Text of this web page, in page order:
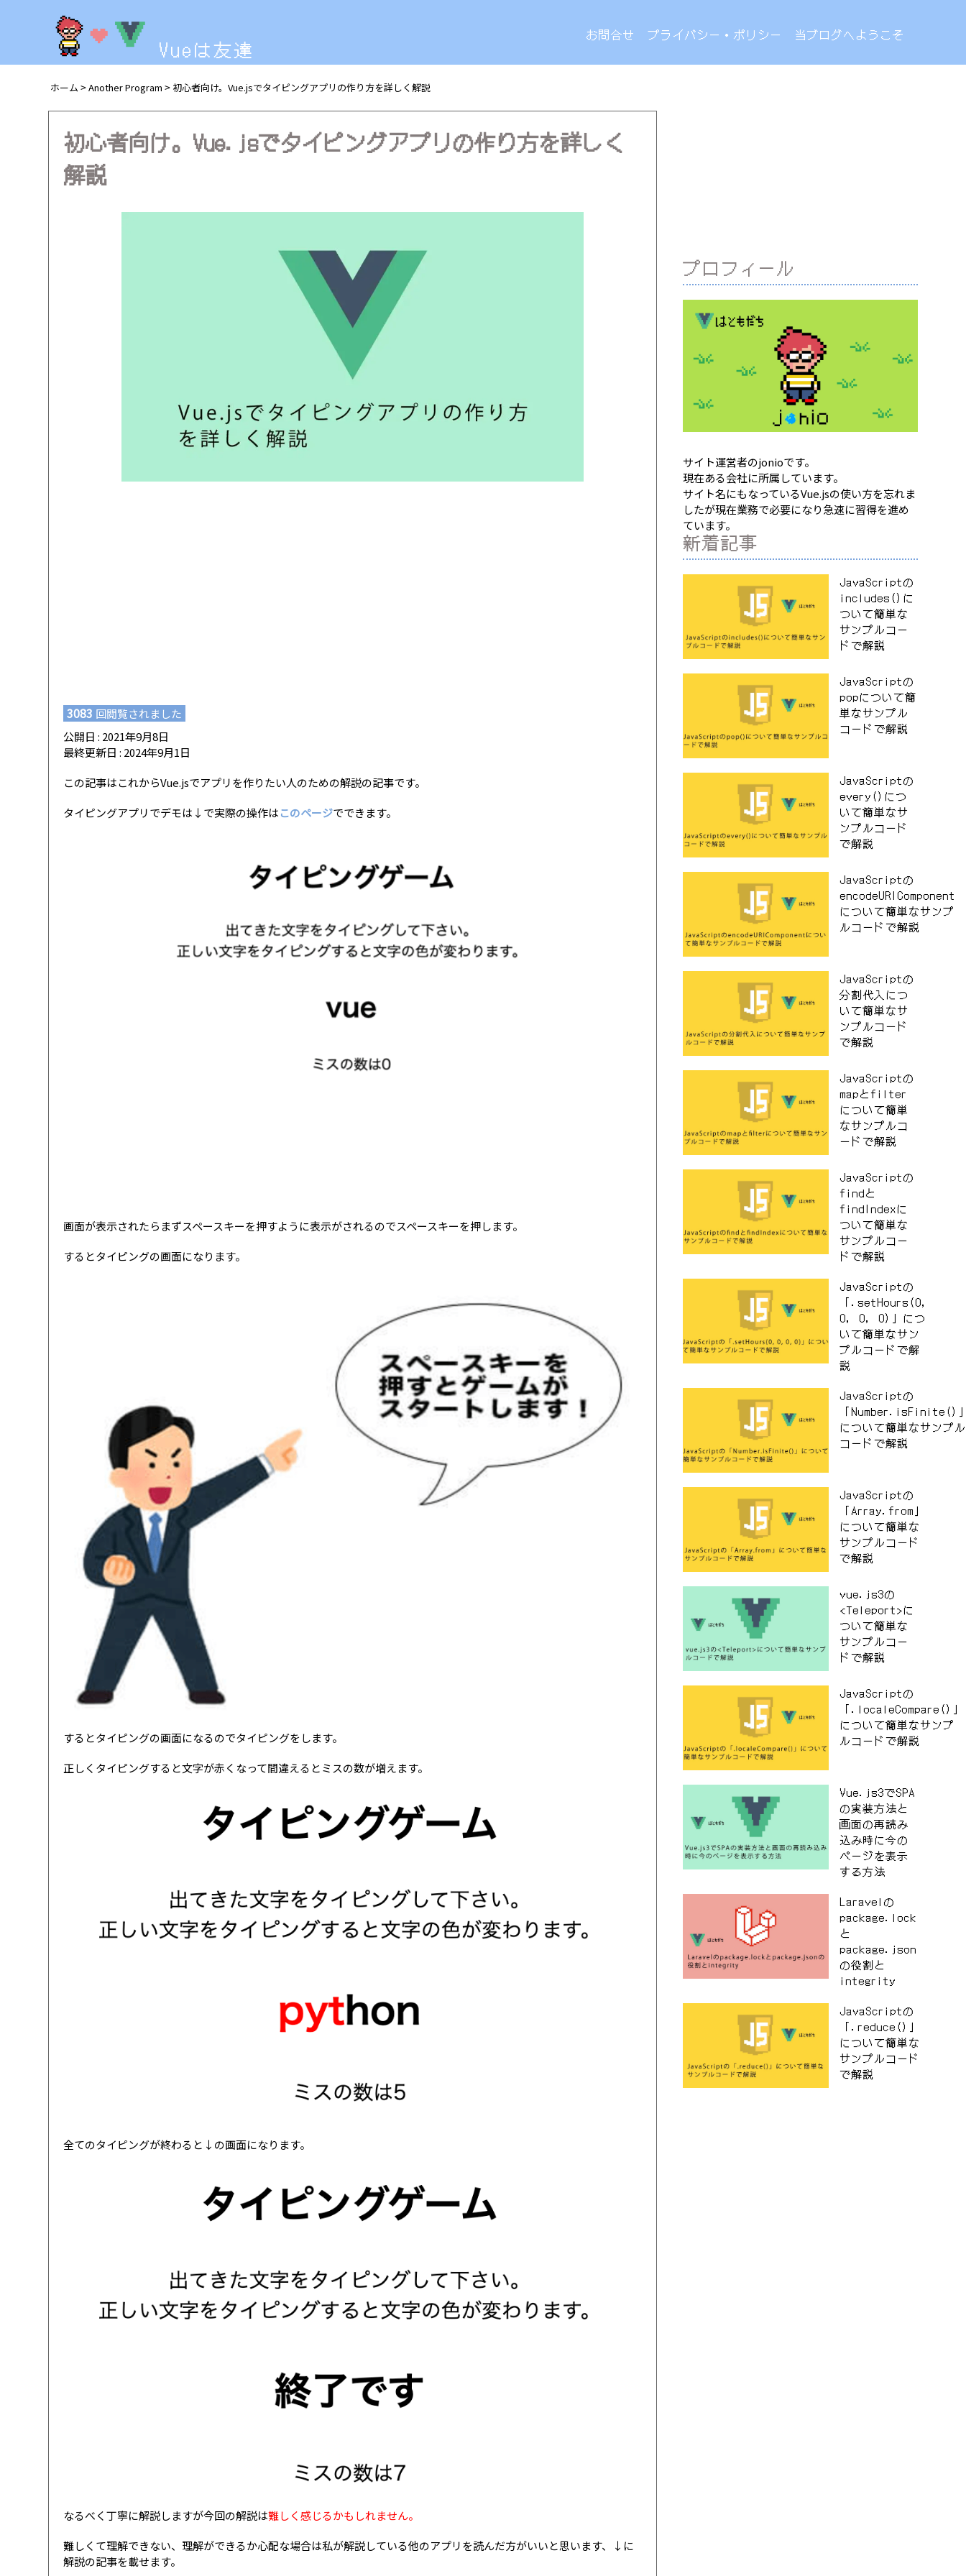
Vueは友達
お問合せ プライバシー・ポリシー 当ブログへようこそ
ホーム > Another Program > 初心者向け。Vue.jsでタイピングアプリの作り方を詳しく解説
初心者向け。Vue.jsでタイピングアプリの作り方を詳しく
解説
3083 回閲覧されました
公開日 : 2021年9月8日
最終更新日 : 2024年9月1日
この記事はこれからVue.jsでアプリを作りたい人のための解説の記事です。
タイピングアプリでデモは↓で実際の操作はこのページでできます。
画面が表示されたらまずスペースキーを押すように表示がされるのでスペースキーを押します。
するとタイピングの画面になります。
するとタイピングの画面になるのでタイピングをします。
正しくタイピングすると文字が赤くなって間違えるとミスの数が増えます。
全てのタイピングが終わると↓の画面になります。
なるべく丁寧に解説しますが今回の解説は難しく感じるかもしれません。
難しくて理解できない、理解ができるか心配な場合は私が解説している他のアプリを読んだ方がいいと思います、↓に
解説の記事を載せます。
プロフィール
サイト運営者のjonioです。
現在ある会社に所属しています。
サイト名にもなっているVue.jsの使い方を忘れま
したが現在業務で必要になり急速に習得を進め
ています。
新着記事
JavaScriptの
includes()に
ついて簡単な
サンプルコー
ドで解説
JavaScriptの
popについて簡
単なサンプル
コードで解説
JavaScriptの
every()につ
いて簡単なサ
ンプルコード
で解説
JavaScriptの
encodeURIComponent
について簡単なサンプ
ルコードで解説
JavaScriptの
分割代入につ
いて簡単なサ
ンプルコード
で解説
JavaScriptの
mapとfilter
について簡単
なサンプルコ
ードで解説
JavaScriptの
findと
findIndexに
ついて簡単な
サンプルコー
ドで解説
JavaScriptの
「.setHours(0,
0, 0, 0)」につ
いて簡単なサン
プルコードで解
説
JavaScriptの
「Number.isFinite()
について簡単なサンプル
コードで解説
JavaScriptの
「Array.from」
について簡単な
サンプルコード
で解説
vue.js3の
<Teleport>に
ついて簡単な
サンプルコー
ドで解説
JavaScriptの
「.localeCompare()」
について簡単なサンプ
ルコードで解説
Vue.js3でSPA
の実装方法と
画面の再読み
込み時に今の
ページを表示
する方法
Laravelの
package.lock
と
package.json
の役割と
integrity
JavaScriptの
「.reduce()」
について簡単な
サンプルコード
で解説